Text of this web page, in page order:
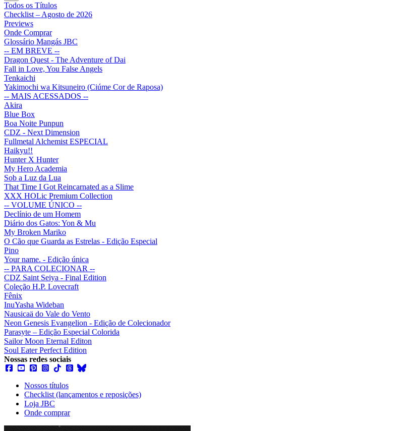
Todos os Títulos
Checklist – Agosto de 2026
Previews
Onde Comprar
Glossário Mangás JBC
-- EM BREVE --
Dragon Quest - The Adventure of Dai
Fall in Love, You False Angels
Tenkaichi
Yakimochi wa Kitsuneiro (Ciúme Cor de Raposa)
-- MAIS ACESSADOS --
Akira
Blue Box
Boa Noite Punpun
CDZ - Next Dimension
Fullmetal Alchemist ESPECIAL
Haikyu!!
Hunter X Hunter
My Hero Academia
Sob a Luz da Lua
That Time I Got Reincarnated as a Slime
XXX HOLic Premium Collection
-- VOLUME ÚNICO --
Declínio de um Homem
Diário dos Gatos: Yon & Mu
My Broken Mariko
O Cão que Guarda as Estrelas - Edição Especial
Pino
Your name. - Edição única
-- PARA COLECIONAR --
CDZ Saint Seiya - Final Edition
Coleção H.P. Lovecraft
Fênix
InuYasha Wideban
Nausicaä do Vale do Vento
Neon Genesis Evangelion - Edição de Colecionador
Parasyte – Edição Especial Colorida
Sailor Moon Eternal Editon
Soul Eater Perfect Edition
Nossas redes sociais
Nossos títulos
Checklist (lançamentos e reposições)
Loja JBC
Onde comprar